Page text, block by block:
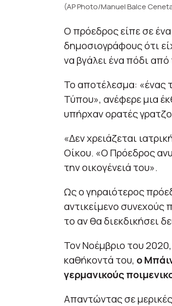
(AP Photo/Manuel Balce
Ο πρόεδρος είπε σε
δημοσιογράφους ότι
να βγάλει ένα πόδι
Το αποτέλεσμα: «ένας
Τύπου», ανέφερε μια
υπήρχαν ορατές
«Δεν χρειάζεται
Οίκου. «Ο Πρόεδρος
την οικογένειά του».
Ως ο γηραιότερος
αντικείμενο συνεχούς
το αν θα διεκδικήσει
Τον Νοέμβριο του
καθήκοντά του, ο
γερμανικούς
Απαντώντας σε